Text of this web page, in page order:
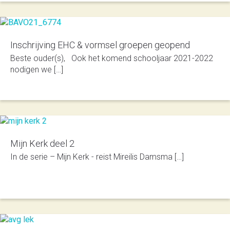
Inschrijving EHC & vormsel groepen geopend
Beste ouder(s), Ook het komend schooljaar 2021-2022
nodigen we […]
Mijn Kerk deel 2
In de serie – Mijn Kerk - reist Mireilis Damsma […]